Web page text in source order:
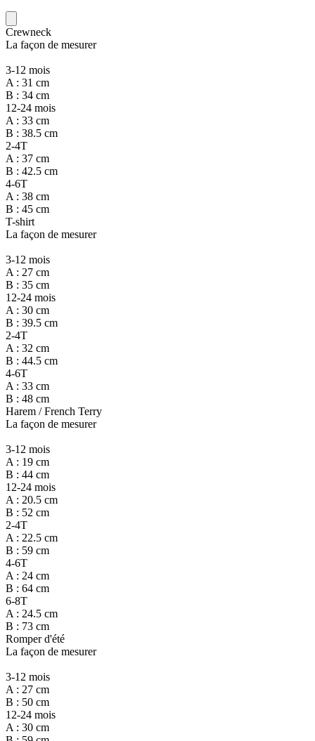
Crewneck
La façon de mesurer
3-12 mois
A : 31 cm
B : 34 cm
12-24 mois
A : 33 cm
B : 38.5 cm
2-4T
A : 37 cm
B : 42.5 cm
4-6T
A : 38 cm
B : 45 cm
T-shirt
La façon de mesurer
3-12 mois
A : 27 cm
B : 35 cm
12-24 mois
A : 30 cm
B : 39.5 cm
2-4T
A : 32 cm
B : 44.5 cm
4-6T
A : 33 cm
B : 48 cm
Harem / French Terry
La façon de mesurer
3-12 mois
A : 19 cm
B : 44 cm
12-24 mois
A : 20.5 cm
B : 52 cm
2-4T
A : 22.5 cm
B : 59 cm
4-6T
A : 24 cm
B : 64 cm
6-8T
A : 24.5 cm
B : 73 cm
Romper d'été
La façon de mesurer
3-12 mois
A : 27 cm
B : 50 cm
12-24 mois
A : 30 cm